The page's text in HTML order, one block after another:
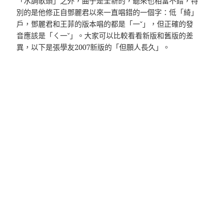
別的是他修正自鄧麗君以來一直唱錯的一個字：低「綺」
戶，鄧麗君和王菲的版本唱的都是「一ˇ」，但正確的發
音應該是「ㄑ一ˇ」。大家可以比較看看新版和舊版的差
異，以下是張學友2007新版的「但願人長久」。